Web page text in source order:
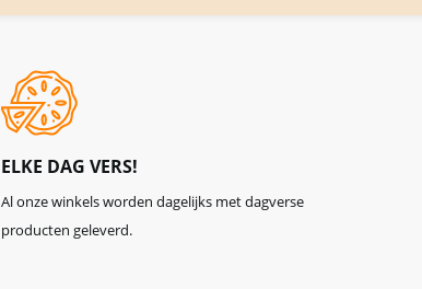
onze
ELKE DAG VERS!
Al onze winkels worden dagelijks met dagverse
producten geleverd.